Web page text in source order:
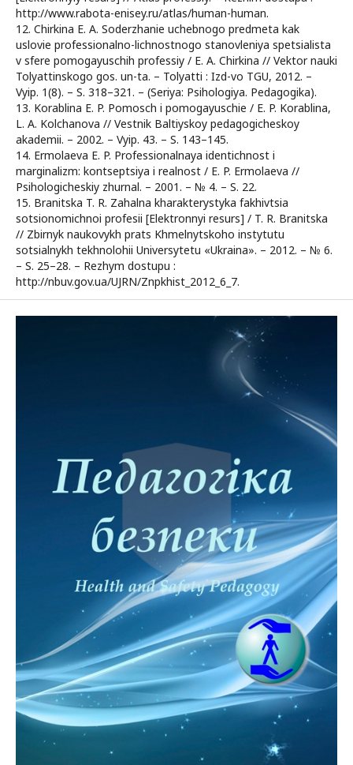
http://www.rabota-enisey.ru/atlas/human-human.
12. Chirkina E. A. Soderzhanie uchebnogo predmeta kak
uslovie professionalno-lichnostnogo stanovleniya spetsialista
v sfere pomogayuschih professiy / E. A. Chirkina // Vektor nauki
Tolyattinskogo gos. un-ta. – Tolyatti : Izd-vo TGU, 2012. –
Vyip. 1(8). – S. 318–321. – (Seriya: Psihologiya. Pedagogika).
13. Korablina E. P. Pomosch i pomogayuschie / E. P. Korablina,
L. A. Kolchanova // Vestnik Baltiyskoy pedagogicheskoy
akademii. – 2002. – Vyip. 43. – S. 143–145.
14. Ermolaeva E. P. Professionalnaya identichnost i
marginalizm: kontseptsiya i realnost / E. P. Ermolaeva //
Psihologicheskiy zhurnal. – 2001. – № 4. – S. 22.
15. Branitska T. R. Zahalna kharakterystyka fakhivtsia
sotsionomichnoi profesii [Elektronnyi resurs] / T. R. Branitska
// Zbirnyk naukovykh prats Khmelnytskoho instytutu
sotsialnykh tekhnolohii Universytetu «Ukraina». – 2012. – № 6.
– S. 25–28. – Rezhym dostupu :
http://nbuv.gov.ua/UJRN/Znpkhist_2012_6_7.